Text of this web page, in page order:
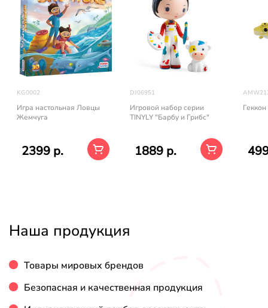
KG0002
Игра настольная Ловцы
Жемчуга
2399 р.
DJ06951
Игровой набор серии
TINYLY "Барбу и Грибс"
1889 р.
Наша продукция
Товары мировых брендов
Безопасная и качественная продукция